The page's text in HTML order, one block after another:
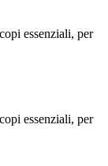
essenziali, per
essenziali, per